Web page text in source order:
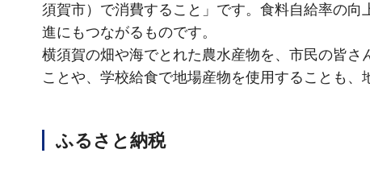
須賀市）で消費すること」です。食料自給率の
進にもつながるものです。
横須賀の畑や海でとれた農水産物を、市民の皆
ことや、学校給食で地場産物を使用することも、
ふるさと納税